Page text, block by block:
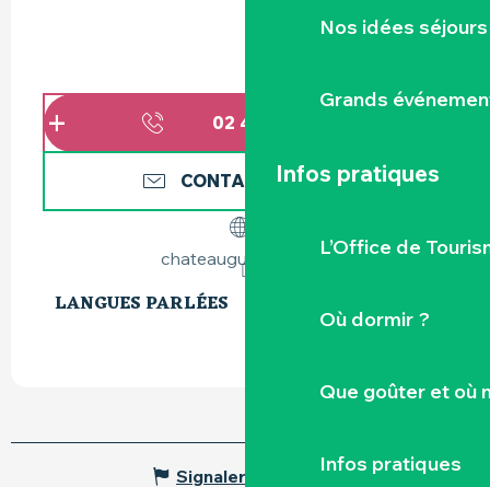
Nos idées séjours
Grands
Infos pratiques
L’Office de
Où dormir ?
Que goûter et où
Infos pratiques
02 40 36 23
CONTACTEZ-NOUS
chateauguipiere.com
LANGUES PARLÉES
LANGUES PARLÉES
Signaler une erreur